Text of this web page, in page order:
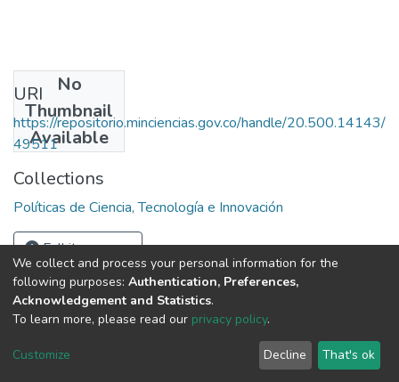
No
Thumbnail
Available
URI
https://repositorio.minciencias.gov.co/handle/20.500.14143/
49511
Collections
Políticas de Ciencia, Tecnología e Innovación
Full item page
DSpace software copyright © 2002-2026
Cookie
End User
Agreement
Send
Feedback
We collect and process your personal information for the
following purposes: Authentication, Preferences,
Acknowledgement and Statistics.
To learn more, please read our privacy policy.
Customize Decline That's ok